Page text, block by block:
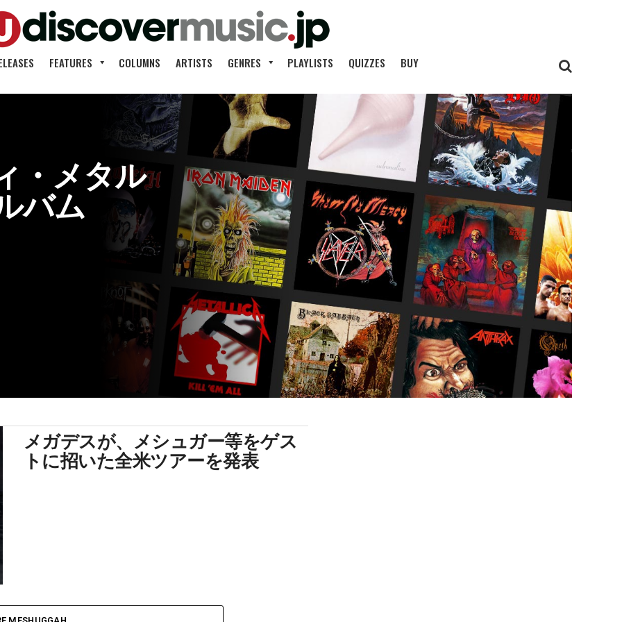
FEATURES COLUMNS ARTISTS GENRES PLAYLISTS QUIZZES BUY
・メタル
バム
メガデスが、メシュガー等をゲス
トに招いた全米ツアーを発表